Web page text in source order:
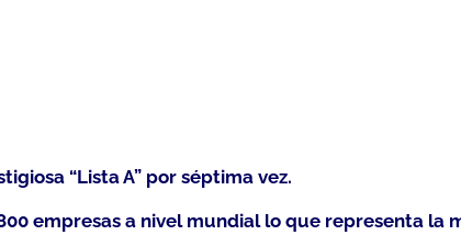
“Lista A” por séptima vez.
empresas a nivel mundial lo que representa